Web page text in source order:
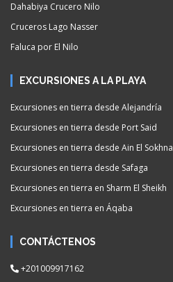
Dahabiya Crucero Nilo
Cruceros Lago Nasser
Faluca por El Nilo
EXCURSIONES A LA PLAYA
Excursiones en tierra desde Alejandría
Excursiones en tierra desde Port Said
Excursiones en tierra desde Ain El Sokhna
Excursiones en tierra desde Safaga
Excursiones en tierra en Sharm El Sheikh
Excursiones en tierra en Áqaba
CONTÁCTENOS
+201009917162